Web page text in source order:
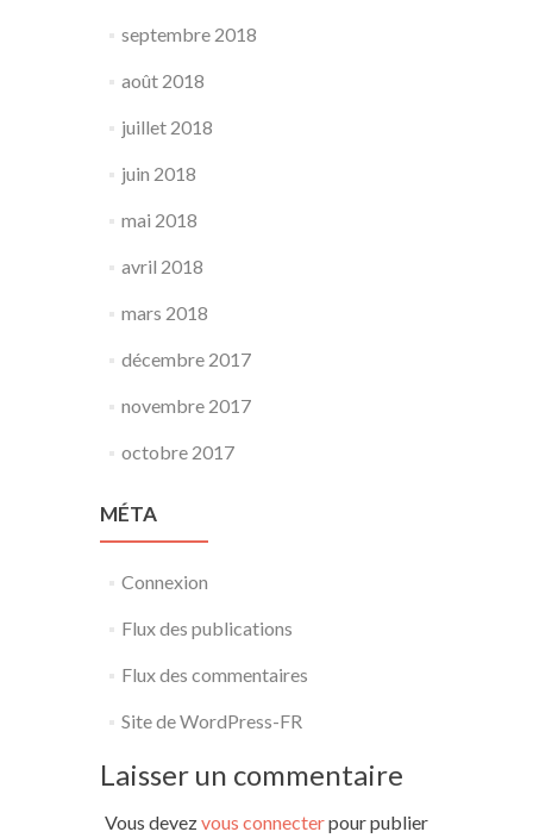
septembre 2018
août 2018
juillet 2018
juin 2018
mai 2018
avril 2018
mars 2018
décembre 2017
novembre 2017
octobre 2017
MÉTA
Connexion
Flux des publications
Flux des commentaires
Site de WordPress-FR
Laisser un commentaire
Vous devezvous connecterpour publier